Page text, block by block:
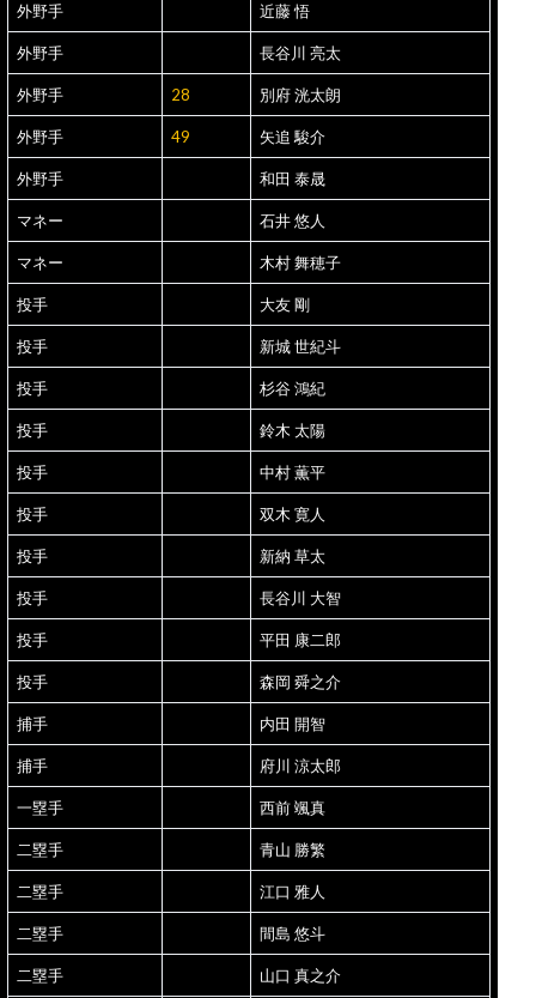
外野手 近藤 悟
外野手 長谷川 亮太
外野手 28 別府 洸太朗
外野手 49 矢追 駿介
外野手 和田 泰晟
マネー 石井 悠人
マネー 木村 舞穂子
投手 大友 剛
投手 新城 世紀斗
投手 杉谷 鴻紀
投手 鈴木 太陽
投手 中村 薫平
投手 双木 寛人
投手 新納 草太
投手 長谷川 大智
投手 平田 康二郎
投手 森岡 舜之介
捕手 内田 開智
捕手 府川 涼太郎
一塁手 西前 颯真
二塁手 青山 勝繁
二塁手 江口 雅人
二塁手 間島 悠斗
二塁手 山口 真之介